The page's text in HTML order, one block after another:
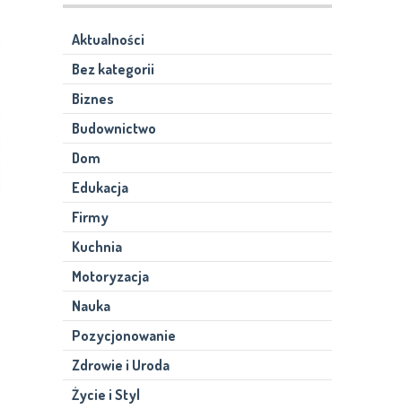
Aktualności
Bez kategorii
Biznes
Budownictwo
Dom
Edukacja
Firmy
Kuchnia
Motoryzacja
Nauka
Pozycjonowanie
Zdrowie i Uroda
Życie i Styl